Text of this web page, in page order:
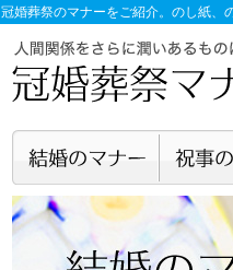
冠婚葬祭のマナーをご紹介。のし紙、